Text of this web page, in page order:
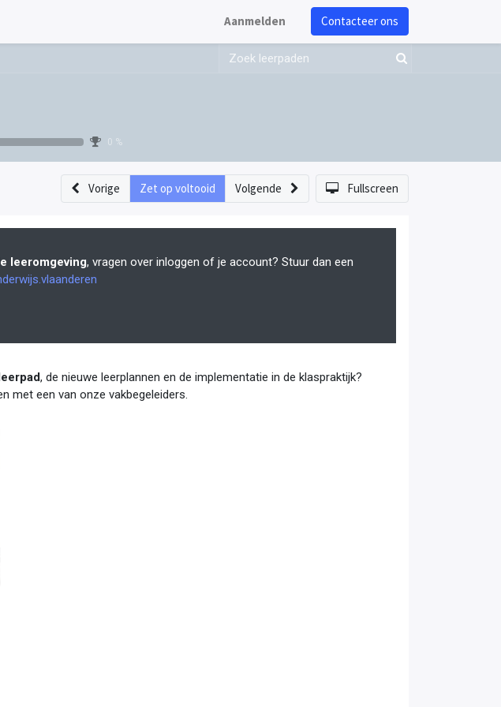
Aanmelden Contacteer ons
0 %
Vorige Zet op voltooid Volgende Fullscreen
leeromgeving, vragen over inloggen of je account? Stuur dan een
, de nieuwe leerplannen en de implementatie in de klaspraktijk?
met een van onze vakbegeleiders.